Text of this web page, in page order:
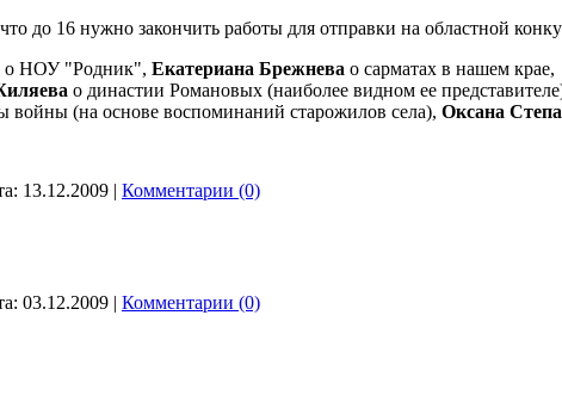
до 16 нужно закончить работы для отправки на областной
о НОУ "Родник", Екатериана Брежнева о сарматах в нашем крае,
о династии Романовых (наиболее видном ее
войны (на основе воспоминаний старожилов села), Оксана
13.12.2009 | Комментарии (0)
03.12.2009 | Комментарии (0)